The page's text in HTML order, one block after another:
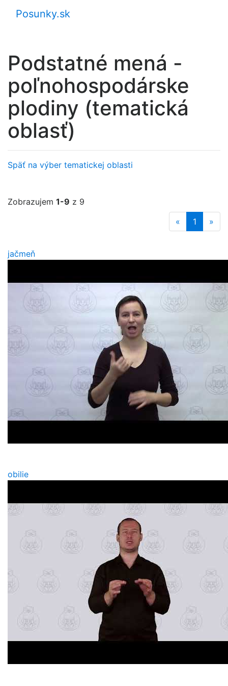
Posunky.sk
Podstatné mená -
poľnohospodárske
plodiny (tematická
oblasť)
Späť na výber tematickej oblasti
Zobrazujem 1-9 z 9
«
1 »
jačmeň
obilie